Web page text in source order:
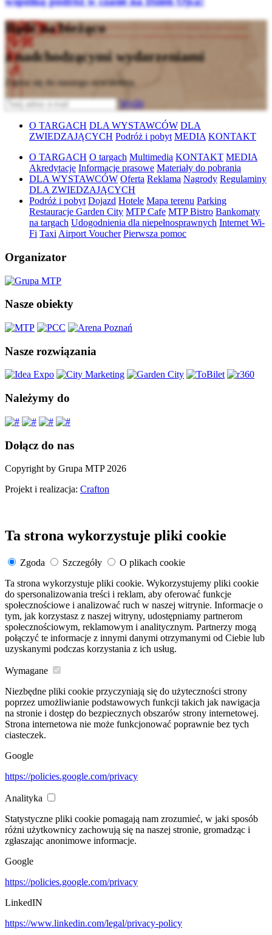
Bądź na bieżąco
z nadchodzącymi wydarzeniami
Zapisz się do naszego newslettera
Wyślij
O TARGACH DLA WYSTAWCÓW DLA
ZWIEDZAJĄCYCH Podróż i pobyt MEDIA KONTAKT
O TARGACH O targach Multimedia KONTAKT MEDIA
Akredytacje Informacje prasowe Materiały do pobrania
DLA WYSTAWCÓW Oferta Reklama Nagrody Regulaminy
DLA ZWIEDZAJĄCYCH
Podróż i pobyt Dojazd Hotele Mapa terenu Parking
Restauracje Garden City MTP Cafe MTP Bistro Bankomaty
na targach Udogodnienia dla niepełnosprawnych Internet Wi-
Fi Taxi Airport Voucher Pierwsza pomoc
Organizator
Nasze obiekty
Nasze rozwiązania
Należymy do
Dołącz do nas
Copyright by Grupa MTP 2026
Projekt i realizacja: Crafton
Ta strona wykorzystuje pliki cookie
Zgoda Szczegóły
O plikach cookie
Ta strona wykorzystuje pliki cookie. Wykorzystujemy pliki cookie
do spersonalizowania treści i reklam, aby oferować funkcje
społecznościowe i analizować ruch w naszej witrynie. Informacje o
tym, jak korzystasz z naszej witryny, udostępniamy partnerom
społecznościowym, reklamowym i analitycznym. Partnerzy mogą
połączyć te informacje z innymi danymi otrzymanymi od Ciebie lub
uzyskanymi podczas korzystania z ich usług.
Wymagane
Niezbędne pliki cookie przyczyniają się do użyteczności strony
poprzez umożliwianie podstawowych funkcji takich jak nawigacja
na stronie i dostęp do bezpiecznych obszarów strony internetowej.
Strona internetowa nie może funkcjonować poprawnie bez tych
ciasteczek.
Google
https://policies.google.com/privacy
Analityka
Statystyczne pliki cookie pomagają nam zrozumieć, w jaki sposób
różni użytkownicy zachowują się na naszej stronie, gromadząc i
zgłaszając anonimowe informacje.
Google
https://policies.google.com/privacy
LinkedIN
https://www.linkedin.com/legal/privacy-policy